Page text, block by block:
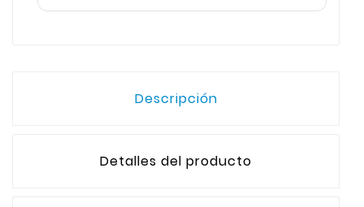
Descripción
Detalles del producto